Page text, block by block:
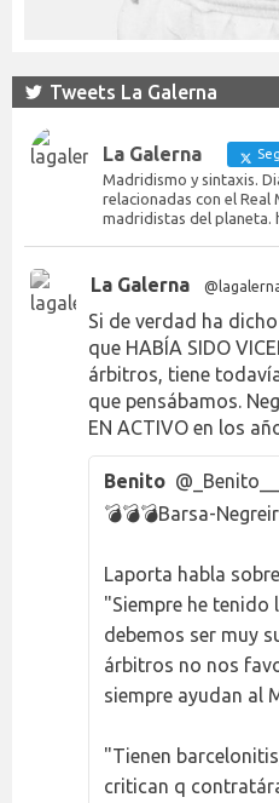
Tweets La Galerna
La Galerna
Madridismo y sintaxis.
relacionadas con el Real
madridistas del
La Galerna
Si de verdad ha
que HABÍA SIDO
árbitros, tiene
que pensábamos.
EN ACTIVO en los
Benito @_Benito___
💣💣💣Barsa-
Laporta habla
"Siempre he tenido
debemos ser muy
árbitros no nos
siempre ayudan al
"Tienen
critican q